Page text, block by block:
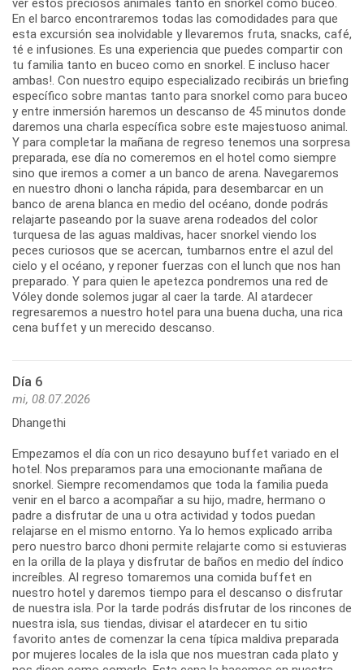
En el barco encontraremos todas las comodidades para que
esta excursión sea inolvidable y llevaremos fruta, snacks, café,
té e infusiones. Es una experiencia que puedes compartir con
tu familia tanto en buceo como en snorkel. E incluso hacer
ambas!. Con nuestro equipo especializado recibirás un briefing
específico sobre mantas tanto para snorkel como para buceo
y entre inmersión haremos un descanso de 45 minutos donde
daremos una charla específica sobre este majestuoso animal.
Y para completar la mañana de regreso tenemos una sorpresa
preparada, ese día no comeremos en el hotel como siempre
sino que iremos a comer a un banco de arena. Navegaremos
en nuestro dhoni o lancha rápida, para desembarcar en un
banco de arena blanca en medio del océano, donde podrás
relajarte paseando por la suave arena rodeados del color
turquesa de las aguas maldivas, hacer snorkel viendo los
peces curiosos que se acercan, tumbarnos entre el azul del
cielo y el océano, y reponer fuerzas con el lunch que nos han
preparado. Y para quien le apetezca pondremos una red de
Vóley donde solemos jugar al caer la tarde. Al atardecer
regresaremos a nuestro hotel para una buena ducha, una rica
cena buffet y un merecido descanso.
Día 6
mi, 08.07.2026
Dhangethi
Empezamos el día con un rico desayuno buffet variado en el
hotel. Nos preparamos para una emocionante mañana de
snorkel. Siempre recomendamos que toda la familia pueda
venir en el barco a acompañar a su hijo, madre, hermano o
padre a disfrutar de una u otra actividad y todos puedan
relajarse en el mismo entorno. Ya lo hemos explicado arriba
pero nuestro barco dhoni permite relajarte como si estuvieras
en la orilla de la playa y disfrutar de baños en medio del índico
increíbles. Al regreso tomaremos una comida buffet en
nuestro hotel y daremos tiempo para el descanso o disfrutar
de nuestra isla. Por la tarde podrás disfrutar de los rincones de
nuestra isla, sus tiendas, divisar el atardecer en tu sitio
favorito antes de comenzar la cena típica maldiva preparada
por mujeres locales de la isla que nos muestran cada plato y